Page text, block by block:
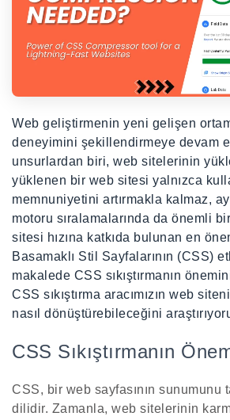
Web geliştirmenin yeni gelişen
deneyimini şekillendirmeye devam
unsurlardan biri, web sitelerinin
yüklenen bir web sitesi yalnızca
memnuniyetini artırmakla kalmaz,
motoru sıralamalarında da önemli
sitesi hızına katkıda bulunan en
Basamaklı Stil Sayfalarının (CSS)
makalede CSS sıkıştırmanın
CSS sıkıştırma aracımızın web
nasıl dönüştürebileceğini
CSS Sıkıştırmanın
CSS, bir web sayfasının sunumunu
dilidir. Zamanla, web sitelerinin